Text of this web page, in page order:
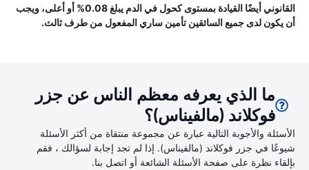
القانوني أيضًا القيادة بمستوى كحول في الدم يبلغ 0.08% أو أعلى، ويجب
أن يكون لدى جميع السائقين تأمين ساري المفعول من طرف ثالث.
ما الذي يعرفه معظم الناس عن جزر
فوكلاند (مالفيناس)؟
الأسئلة والأجوبة التالية عبارة عن مجموعة منتقاة من أكثر الأسئلة
شيوعًا في جزر فوكلاند (مالفيناس). إذا لم تجد إجابة لسؤالك ، فقم
بإلقاء نظرة على صفحة الأسئلة الشائعة أو اتصل بنا.